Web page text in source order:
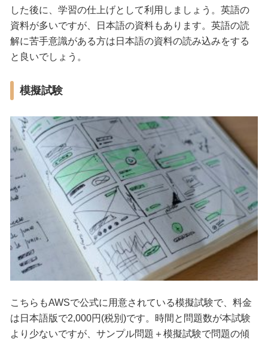
した後に、学習の仕上げとして利用しましょう。英語の
資料が多いですが、日本語の資料もあります。英語の読
解に苦手意識がある方は日本語の資料の読み込みをする
と良いでしょう。
模擬試験
こちらもAWSで公式に用意されている模擬試験で、料金
は日本語版で2,000円(税別)です。時間と問題数が本試験
より少ないですが、サンプル問題＋模擬試験で問題の傾